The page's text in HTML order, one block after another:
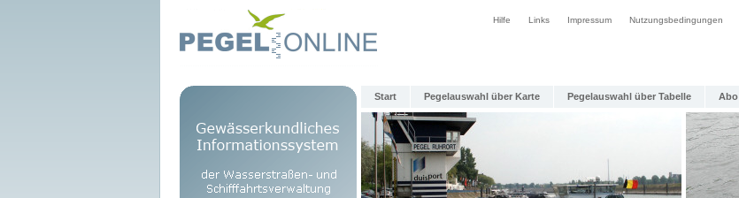
Hilfe Links Impressum Nutzungsbedingungen
Start Pegelauswahl über Karte Pegelauswahl über Tabelle Abo